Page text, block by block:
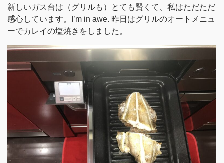
新しいガス台は（グリルも）とても賢くて、私はただただ
感心しています。I’m in awe. 昨日はグリルのオートメニュ
ーでカレイの塩焼きをしました。